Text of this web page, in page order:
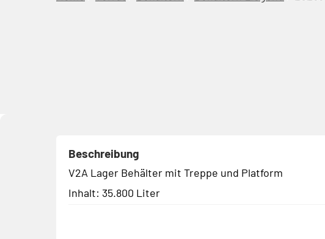
Beschreibung
V2A Lager Behälter mit Treppe und Platform
Inhalt: 35.800 Liter